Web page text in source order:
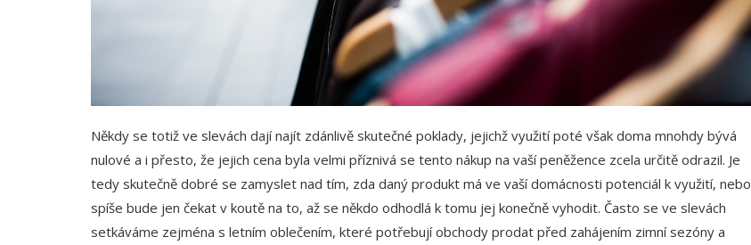
Někdy se totiž ve slevách dají najít zdánlivě skutečné poklady, jejichž využití poté však doma mnohdy bývá
nulové a i přesto, že jejich cena byla velmi příznivá se tento nákup na vaší peněžence zcela určitě odrazil. Je
tedy skutečně dobré se zamyslet nad tím, zda daný produkt má ve vaší domácnosti potenciál k využití, nebo
spíše bude jen čekat v koutě na to, až se někdo odhodlá k tomu jej konečně vyhodit. Často se ve slevách
setkáváme zejména s letním oblečením, které potřebují obchody prodat před zahájením zimní sezóny a